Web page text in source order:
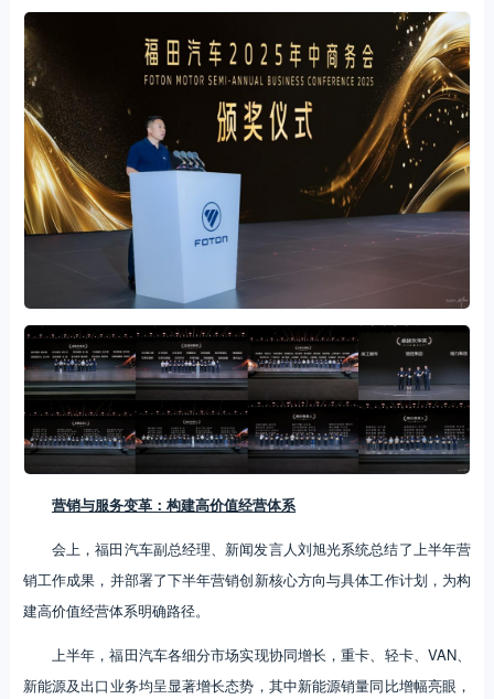
营销与服务变革：构建高价值经营体系
会上，福田汽车副总经理、新闻发言人刘旭光系统总结了上半年营
销工作成果，并部署了下半年营销创新核心方向与具体工作计划，为构
建高价值经营体系明确路径。
上半年，福田汽车各细分市场实现协同增长，重卡、轻卡、VAN、
新能源及出口业务均呈显著增长态势，其中新能源销量同比增幅亮眼，